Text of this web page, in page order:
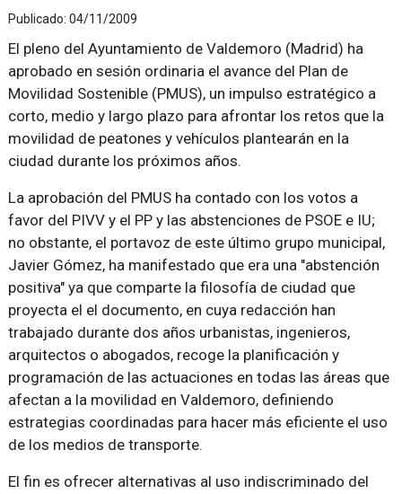
Publicado: 04/11/2009
El pleno del Ayuntamiento de Valdemoro (Madrid) ha
aprobado en sesión ordinaria el avance del Plan de
Movilidad Sostenible (PMUS), un impulso estratégico a
corto, medio y largo plazo para afrontar los retos que la
movilidad de peatones y vehículos plantearán en la
ciudad durante los próximos años.
La aprobación del PMUS ha contado con los votos a
favor del PIVV y el PP y las abstenciones de PSOE e IU;
no obstante, el portavoz de este último grupo municipal,
Javier Gómez, ha manifestado que era una "abstención
positiva" ya que comparte la filosofía de ciudad que
proyecta el el documento, en cuya redacción han
trabajado durante dos años urbanistas, ingenieros,
arquitectos o abogados, recoge la planificación y
programación de las actuaciones en todas las áreas que
afectan a la movilidad en Valdemoro, definiendo
estrategias coordinadas para hacer más eficiente el uso
de los medios de transporte.
El fin es ofrecer alternativas al uso indiscriminado del